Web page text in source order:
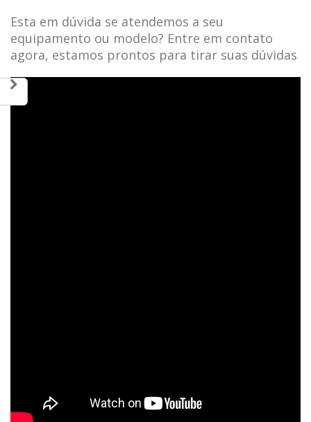
Esta em dúvida se atendemos a seu
equipamento ou modelo? Entre em contato
agora, estamos prontos para tirar suas dúvidas